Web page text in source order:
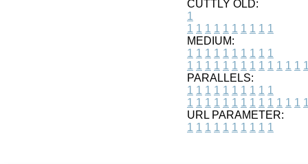
CUTTLY OLD:
1
1 1 1 1 1 1 1 1 1 1
MEDIUM:
1 1 1 1 1 1 1 1 1 1
1 1 1 1 1 1 1 1 1 1 1 1 1 1
PARALLELS:
1 1 1 1 1 1 1 1 1 1
1 1 1 1 1 1 1 1 1 1 1 1 1 1
URL PARAMETER:
1 1 1 1 1 1 1 1 1 1